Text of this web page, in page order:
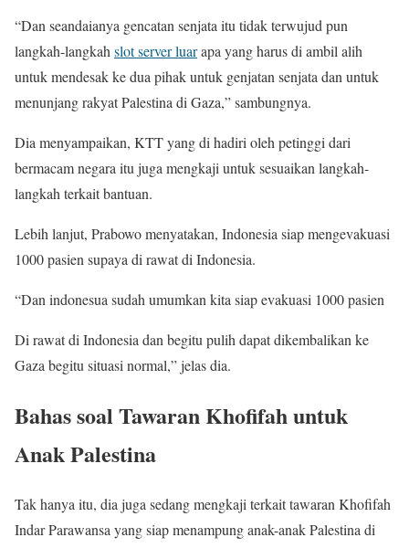
“Dan seandaianya gencatan senjata itu tidak terwujud pun
langkah-langkah slot server luarapa yang harus di ambil alih
untuk mendesak ke dua pihak untuk genjatan senjata dan untuk
menunjang rakyat Palestina di Gaza,” sambungnya.
Dia menyampaikan, KTT yang di hadiri oleh petinggi dari
bermacam negara itu juga mengkaji untuk sesuaikan langkah-
langkah terkait bantuan.
Lebih lanjut, Prabowo menyatakan, Indonesia siap mengevakuasi
1000 pasien supaya di rawat di Indonesia.
“Dan indonesua sudah umumkan kita siap evakuasi 1000 pasien
Di rawat di Indonesia dan begitu pulih dapat dikembalikan ke
Gaza begitu situasi normal,” jelas dia.
Bahas soal Tawaran Khofifah untuk
Anak Palestina
Tak hanya itu, dia juga sedang mengkaji terkait tawaran Khofifah
Indar Parawansa yang siap menampung anak-anak Palestina di